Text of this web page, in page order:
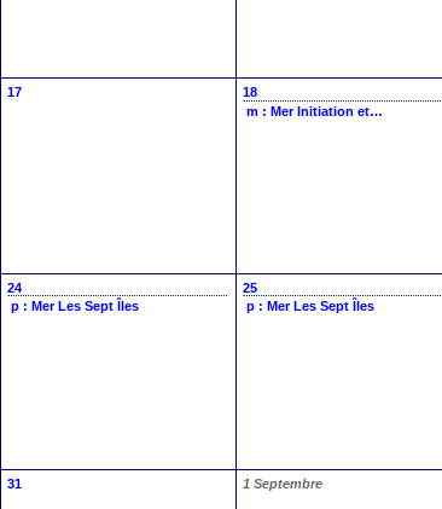
17
18
m : MerInitiation et…
24
p : MerLes Sept Îles
25
p : MerLes Sept Îles
31 1 Septembre